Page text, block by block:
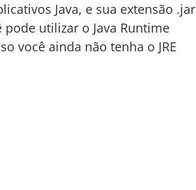
Java, e sua extensão .jar
utilizar o Java Runtime
você ainda não tenha o JRE